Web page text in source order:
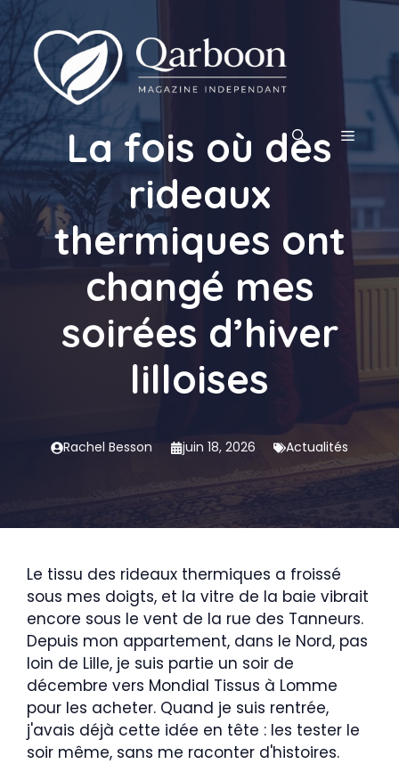
au
contenu
MENU
La fois où des
rideaux
thermiques ont
changé mes
soirées d’hiver
lilloises
Rachel Besson juin 18, 2026 Actualités
Le tissu des rideaux thermiques a froissé
sous mes doigts, et la vitre de la baie vibrait
encore sous le vent de la rue des Tanneurs.
Depuis mon appartement, dans le Nord, pas
loin de Lille, je suis partie un soir de
décembre vers Mondial Tissus à Lomme
pour les acheter. Quand je suis rentrée,
j'avais déjà cette idée en tête : les tester le
soir même, sans me raconter d'histoires.